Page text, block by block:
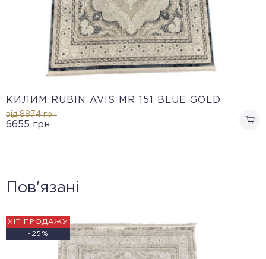
КИЛИМ RUBIN AVIS MR 151 BLUE GOLD
від 8874грн
6655 грн
Пов'язані
ХІТ ПРОДАЖУ
-25%